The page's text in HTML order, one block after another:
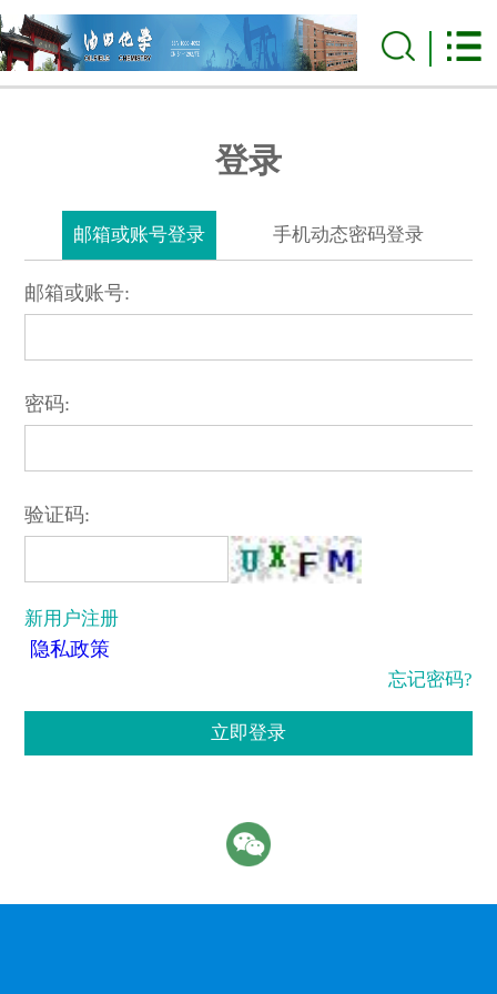
登录
邮箱或账号登录 手机动态密码登录
邮箱或账号:
密码:
验证码:
新用户注册
隐私政策
忘记密码?
立即登录